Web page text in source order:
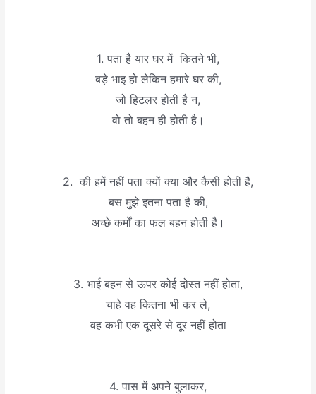
1. पता है यार घर में कितने भी,
बड़े भाइ हो लेकिन हमारे घर की,
जो हिटलर होती है न,
वो तो बहन ही होती है।
2. की हमें नहीं पता क्यों क्या और कैसी होती है,
बस मुझे इतना पता है की,
अच्छे कर्मों का फल बहन होती है।
3. भाई बहन से ऊपर कोई दोस्त नहीं होता,
चाहे वह कितना भी कर ले,
वह कभी एक दूसरे से दूर नहीं होता
4. पास में अपने बुलाकर,